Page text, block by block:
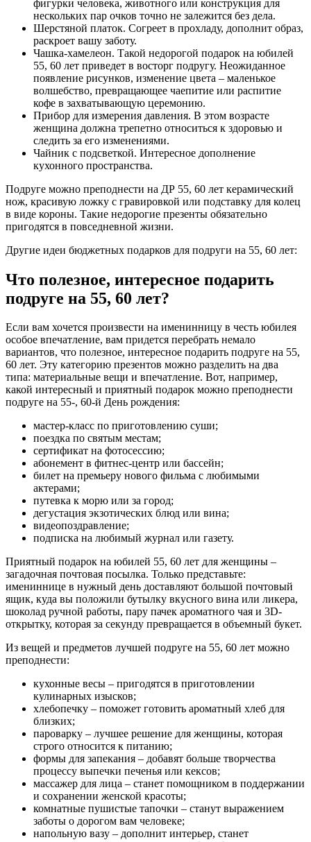
фигурки человека, животного или конструкция для
нескольких пар очков точно не залежится без дела.
Шерстяной платок. Согреет в прохладу, дополнит образ,
раскроет вашу заботу.
Чашка-хамелеон. Такой недорогой подарок на юбилей
55, 60 лет приведет в восторг подругу. Неожиданное
появление рисунков, изменение цвета – маленькое
волшебство, превращающее чаепитие или распитие
кофе в захватывающую церемонию.
Прибор для измерения давления. В этом возрасте
женщина должна трепетно относиться к здоровью и
следить за его изменениями.
Чайник с подсветкой. Интересное дополнение
кухонного пространства.
Подруге можно преподнести на ДР 55, 60 лет керамический
нож, красивую ложку с гравировкой или подставку для колец
в виде короны. Такие недорогие презенты обязательно
пригодятся в повседневной жизни.
Другие идеи бюджетных подарков для подруги на 55, 60 лет:
Что полезное, интересное подарить
подруге на 55, 60 лет?
Если вам хочется произвести на именинницу в честь юбилея
особое впечатление, вам придется перебрать немало
вариантов, что полезное, интересное подарить подруге на 55,
60 лет. Эту категорию презентов можно разделить на два
типа: материальные вещи и впечатление. Вот, например,
какой интересный и приятный подарок можно преподнести
подруге на 55-, 60-й День рождения:
мастер-класс по приготовлению суши;
поездка по святым местам;
сертификат на фотосессию;
абонемент в фитнес-центр или бассейн;
билет на премьеру нового фильма с любимыми
актерами;
путевка к морю или за город;
дегустация экзотических блюд или вина;
видеопоздравление;
подписка на любимый журнал или газету.
Приятный подарок на юбилей 55, 60 лет для женщины –
загадочная почтовая посылка. Только представьте:
имениннице в нужный день доставляют большой почтовый
ящик, куда вы положили бутылку вкусного вина или ликера,
шоколад ручной работы, пару пачек ароматного чая и 3D-
открытку, которая за секунду превращается в объемный букет.
Из вещей и предметов лучшей подруге на 55, 60 лет можно
преподнести:
кухонные весы – пригодятся в приготовлении
кулинарных изысков;
хлебопечку – поможет готовить ароматный хлеб для
близких;
пароварку – лучшее решение для женщины, которая
строго относится к питанию;
формы для запекания – добавят больше творчества
процессу выпечки печенья или кексов;
массажер для лица – станет помощником в поддержании
и сохранении женской красоты;
комнатные пушистые тапочки – станут выражением
заботы о дорогом вам человеке;
напольную вазу – дополнит интерьер, станет